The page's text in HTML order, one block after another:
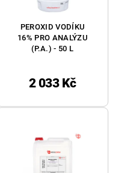
PEROXID VODÍKU
16% PRO ANALÝZU
(P.A.) - 50 L
2 033 Kč